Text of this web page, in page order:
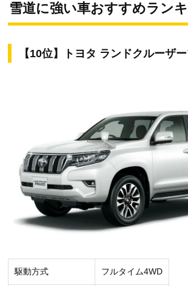
雪道に強い車おすすめラン
【10位】トヨタ ランドクルーザ
駆動方式 フルタイム4WD